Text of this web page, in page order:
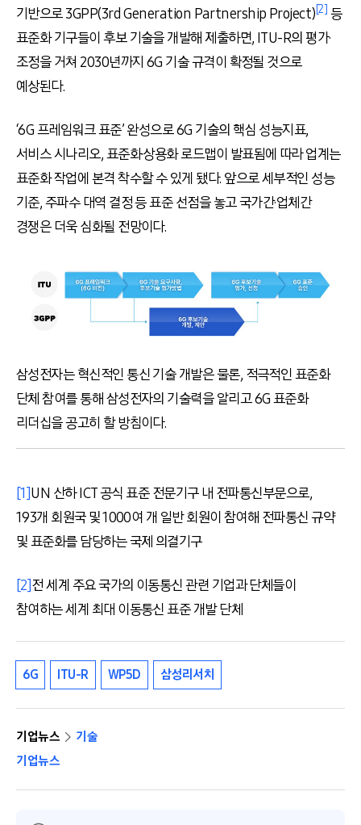
기반으로 3GPP(3rd Generation Partnership Project)[2] 등
표준화 기구들이 후보 기술을 개발해 제출하면, ITU-R의 평가·
조정을 거쳐 2030년까지 6G 기술 규격이 확정될 것으로
예상된다.
‘6G 프레임워크 표준’ 완성으로 6G 기술의 핵심 성능지표,
서비스 시나리오, 표준화·상용화 로드맵이 발표됨에 따라 업계는
표준화 작업에 본격 착수할 수 있게 됐다. 앞으로 세부적인 성능
기준, 주파수 대역 결정 등 표준 선점을 놓고 국가간·업체간
경쟁은 더욱 심화될 전망이다.
삼성전자는 혁신적인 통신 기술 개발은 물론, 적극적인 표준화
단체 참여를 통해 삼성전자의 기술력을 알리고 6G 표준화
리더십을 공고히 할 방침이다.
[1]UN 산하 ICT 공식 표준 전문기구 내 전파통신부문으로,
193개 회원국 및 1000여 개 일반 회원이 참여해 전파통신 규약
및 표준화를 담당하는 국제 의결기구
[2]전 세계 주요 국가의 이동통신 관련 기업과 단체들이
참여하는 세계 최대 이동통신 표준 개발 단체
6G ITU-R WP5D 삼성리서치
기업뉴스
기술
기업뉴스